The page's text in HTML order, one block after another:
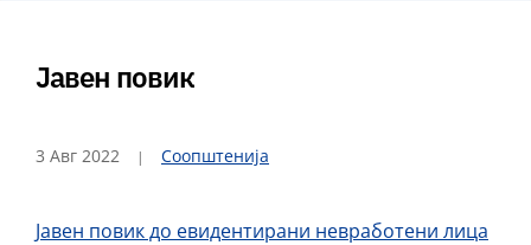
Јавен повик
3 Авг 2022 Соопштенија
Јавен повик до евидентирани невработени лица